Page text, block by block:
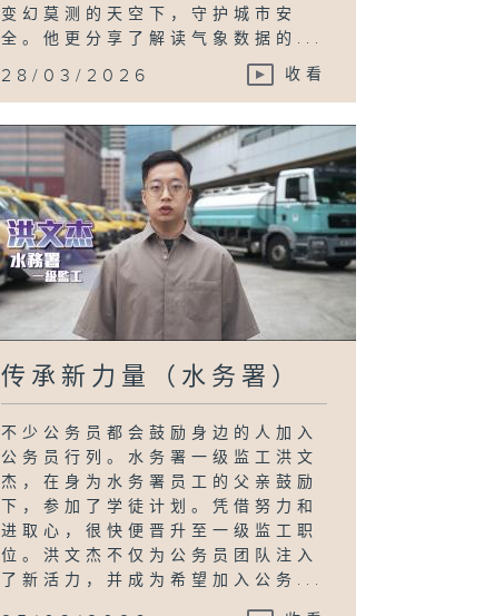
变幻莫测的天空下，守护城市安
全。他更分享了解读气象数据的...
28/03/2026 收看
传承新力量（水务署）
不少公务员都会鼓励身边的人加入
公务员行列。水务署一级监工洪文
杰，在身为水务署员工的父亲鼓励
下，参加了学徒计划。凭借努力和
进取心，很快便晋升至一级监工职
位。洪文杰不仅为公务员团队注入
了新活力，并成为希望加入公务...